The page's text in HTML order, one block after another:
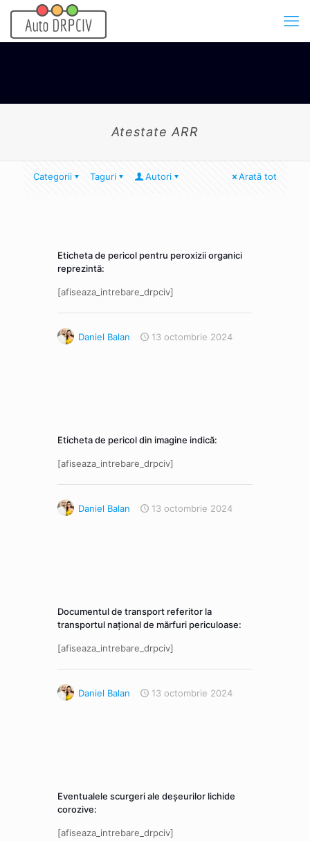
Atestate ARR
Categorii Taguri Autori Arată tot
Eticheta de pericol pentru peroxizii organici
reprezintă:
[afiseaza_intrebare_drpciv]
Daniel Balan 13 octombrie 2024
Eticheta de pericol din imagine indică:
[afiseaza_intrebare_drpciv]
Daniel Balan 13 octombrie 2024
Documentul de transport referitor la
transportul naţional de mărfuri periculoase:
[afiseaza_intrebare_drpciv]
Daniel Balan 13 octombrie 2024
Eventualele scurgeri ale deșeurilor lichide
corozive:
[afiseaza_intrebare_drpciv]